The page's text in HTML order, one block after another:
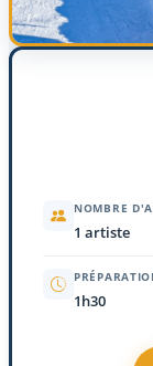
NOMBRE
1 artiste
1h30